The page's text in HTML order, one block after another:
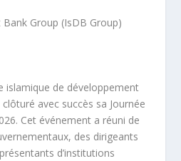
islamique de développement
clôturé avec succès sa Journée
Cet événement a réuni de
des dirigeants
d’institutions